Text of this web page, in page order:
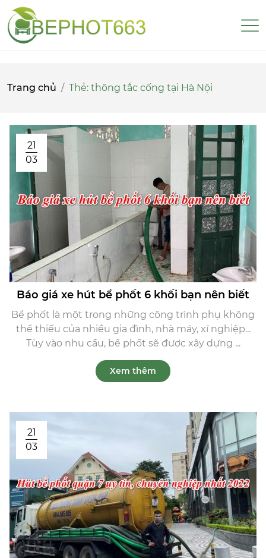
Trang chủ Thẻ: thông tắc cống tại Hà Nội
21
03
Báo giá xe hút bể phốt 6 khối bạn nên biết
Bể phốt là một trong những công trình phụ không
thể thiếu của nhiều gia đình, nhà máy, xí nghiệp...
Tùy vào nhu cầu, bể phốt sẽ được xây dựng ...
Xem thêm
21
03